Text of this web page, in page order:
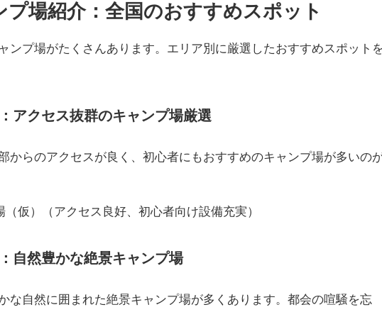
プ場紹介：全国のおすすめスポット
ンプ場がたくさんあります。エリア別に厳選したおすすめスポット
アクセス抜群のキャンプ場厳選
からのアクセスが良く、初心者にもおすすめのキャンプ場が多いの
仮）（アクセス良好、初心者向け設備充実）
自然豊かな絶景キャンプ場
な自然に囲まれた絶景キャンプ場が多くあります。都会の喧騒を忘